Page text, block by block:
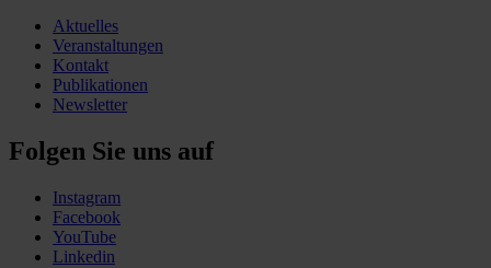
Aktuelles
Veranstaltungen
Kontakt
Publikationen
Newsletter
Folgen Sie uns auf
Instagram
Facebook
YouTube
Linkedin